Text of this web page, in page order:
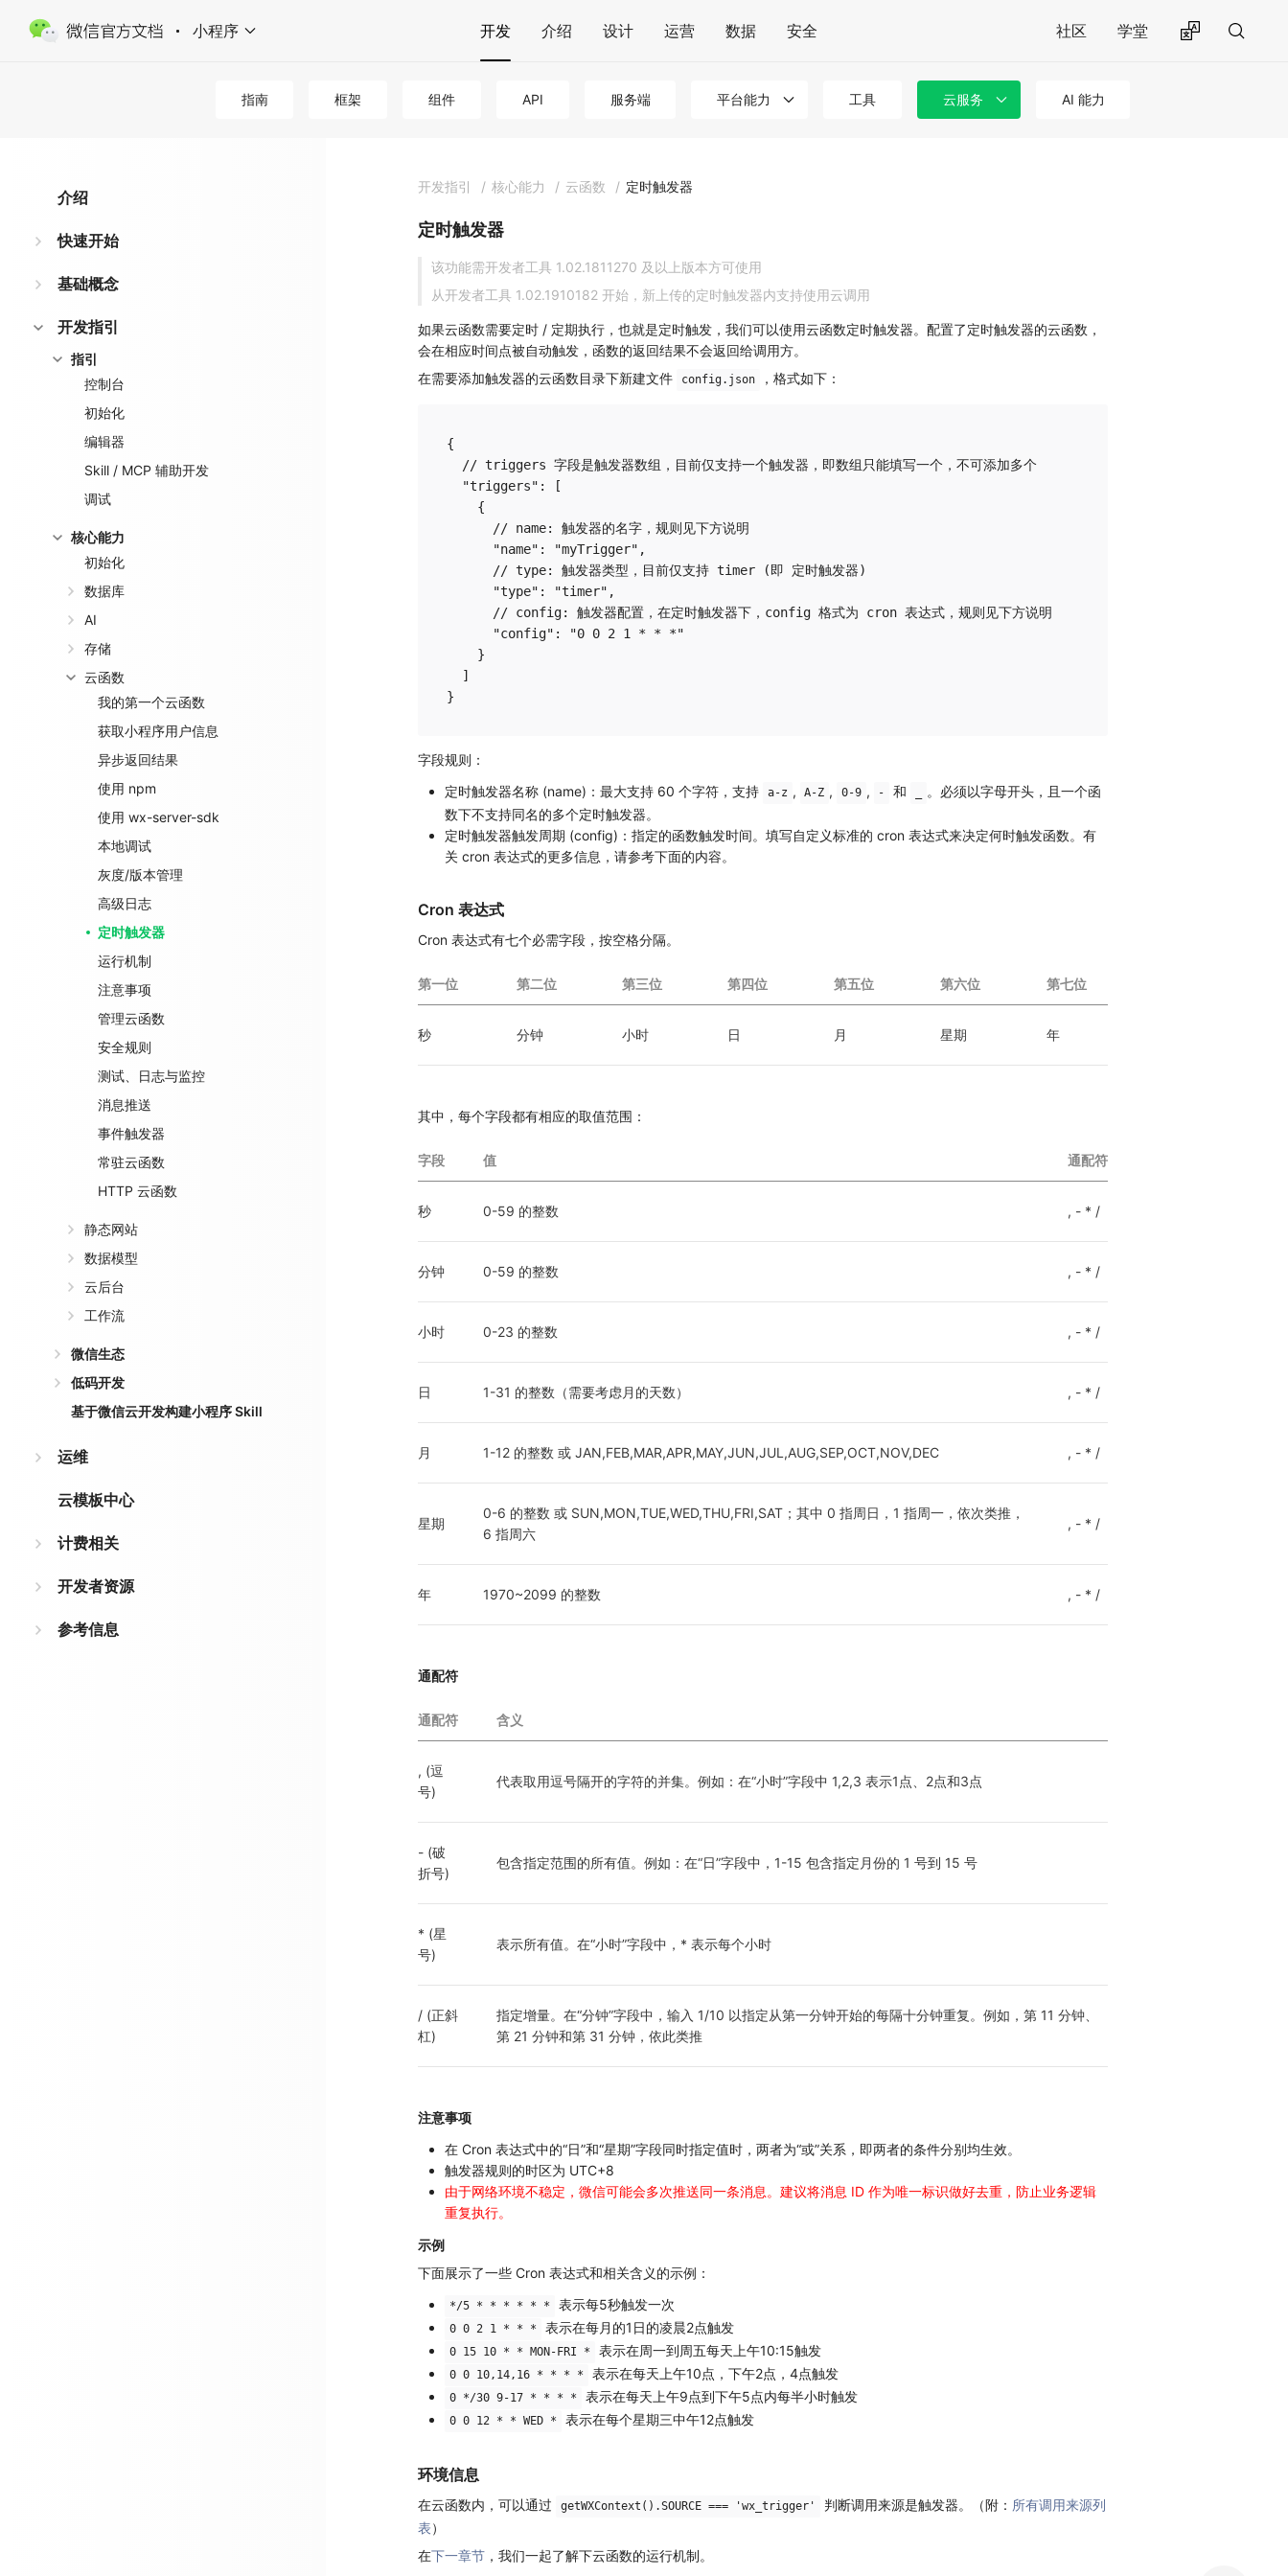
小程序 开发 介绍 设计 运营 数据 安全 社区 学堂
指南 框架 组件 API 服务端 平台能力 工具 云服务 AI 能力
介绍
快速开始
基础概念
开发指引
指引
控制台
初始化
编辑器
Skill / MCP 辅助开发
调试
核心能力
初始化
数据库
AI
存储
云函数
我的第一个云函数
获取小程序用户信息
异步返回结果
使用 npm
使用 wx-server-sdk
本地调试
灰度/版本管理
高级日志
定时触发器
运行机制
注意事项
管理云函数
安全规则
测试、日志与监控
消息推送
事件触发器
常驻云函数
HTTP 云函数
静态网站
数据模型
云后台
工作流
微信生态
低码开发
基于微信云开发构建小程序 Skill
运维
云模板中心
计费相关
开发者资源
参考信息
开发指引 / 核心能力 / 云函数 / 定时触发器
定时触发器
该功能需开发者工具 1.02.1811270 及以上版本方可使用
从开发者工具 1.02.1910182 开始，新上传的定时触发器内支持使用云调用
如果云函数需要定时 / 定期执行，也就是定时触发，我们可以使用云函数定时触发器。配置了定时触发器的云函数，
会在相应时间点被自动触发，函数的返回结果不会返回给调用方。
在需要添加触发器的云函数目录下新建文件
config.json ，格式如下：
{
  // triggers 字段是触发器数组，目前仅支持一个触发器，即数组只能填写一个，不可添加多个
  "triggers": [
    {
      // name: 触发器的名字，规则见下方说明
      "name": "myTrigger",
      // type: 触发器类型，目前仅支持 timer (即 定时触发器)
      "type": "timer",
      // config: 触发器配置，在定时触发器下，config 格式为 cron 表达式，规则见下方说明
      "config": "0 0 2 1 * * *"
    }
  ]
字段规则：
定时触发器名称 (name)：最大支持 60 个字符，支持
a-z , A-Z , 0-9 , - 和
。必须以字母开头，且一个函
数下不支持同名的多个定时触发器。
定时触发器触发周期 (config)：指定的函数触发时间。填写自定义标准的 cron 表达式来决定何时触发函数。有
关 cron 表达式的更多信息，请参考下面的内容。
Cron 表达式
Cron 表达式有七个必需字段，按空格分隔。
第一位 第二位 第三位 第四位 第五位 第六位 第七位
秒 分钟 小时 日 月 星期 年
其中，每个字段都有相应的取值范围：
字段 值 通配符
秒 0-59 的整数 , - * /
分钟 0-59 的整数 , - * /
小时 0-23 的整数 , - * /
日 1-31 的整数（需要考虑月的天数） , - * /
月 1-12 的整数 或 JAN,FEB,MAR,APR,MAY,JUN,JUL,AUG,SEP,OCT,NOV,DEC , - * /
星期
0-6 的整数 或 SUN,MON,TUE,WED,THU,FRI,SAT；其中 0 指周日，1 指周一，依次类推，
6 指周六
, - * /
年 1970~2099 的整数 , - * /
通配符
通配符 含义
, (逗
号)
代表取用逗号隔开的字符的并集。例如：在“小时”字段中 1,2,3 表示1点、2点和3点
- (破
折号)
包含指定范围的所有值。例如：在“日”字段中，1-15 包含指定月份的 1 号到 15 号
* (星
号)
表示所有值。在“小时”字段中，* 表示每个小时
/ (正斜
杠)
指定增量。在“分钟”字段中，输入 1/10 以指定从第一分钟开始的每隔十分钟重复。例如，第 11 分钟、
第 21 分钟和第 31 分钟，依此类推
注意事项
在 Cron 表达式中的“日”和“星期”字段同时指定值时，两者为“或”关系，即两者的条件分别均生效。
触发器规则的时区为 UTC+8
由于网络环境不稳定，微信可能会多次推送同一条消息。建议将消息 ID 作为唯一标识做好去重，防止业务逻辑
重复执行。
示例
下面展示了一些 Cron 表达式和相关含义的示例：
*/5 * * * * * * 表示每5秒触发一次
0 0 2 1 * * * 表示在每月的1日的凌晨2点触发
0 15 10 * * MON-FRI * 表示在周一到周五每天上午10:15触发
0 0 10,14,16 * * * * 表示在每天上午10点，下午2点，4点触发
0 */30 9-17 * * * * 表示在每天上午9点到下午5点内每半小时触发
0 0 12 * * WED * 表示在每个星期三中午12点触发
环境信息
在云函数内，可以通过 getWXContext().SOURCE === 'wx_trigger' 判断调用来源是触发器。（附： 所有调用来源列
表）
在下一章节 ，我们一起了解下云函数的运行机制。